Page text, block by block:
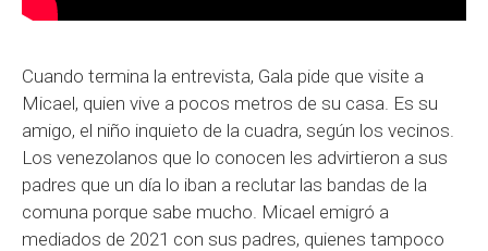
Cuando termina la entrevista, Gala pide que visite a
Micael, quien vive a pocos metros de su casa. Es su
amigo, el niño inquieto de la cuadra, según los vecinos.
Los venezolanos que lo conocen les advirtieron a sus
padres que un día lo iban a reclutar las bandas de la
comuna porque sabe mucho. Micael emigró a
mediados de 2021 con sus padres, quienes tampoco